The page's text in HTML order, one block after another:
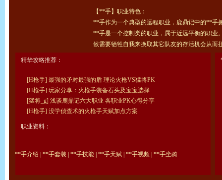
【**手】职业特色：
**手作为一个典型的远程职业，鹿鼎记中的**手
**手是一个控制类的职业，属于近远平衡的职
候需要牺牲自我来换取其它队友的存活机会从而
精华攻略推荐：
[H枪手] 最强的矛对最强的盾 理论火枪VS猛将PK
[H枪手] 玩家分享：火枪手装备石头及宝宝选择
[猛将_g] 浅谈鹿鼎记六大职业 各职业PK心得分享
[H枪手] 没学侦查术的火枪手天赋加点方案
职业资料：
**手介绍 |**手套装 |**手技能 |**手天赋 |**手视频 |**手坐骑